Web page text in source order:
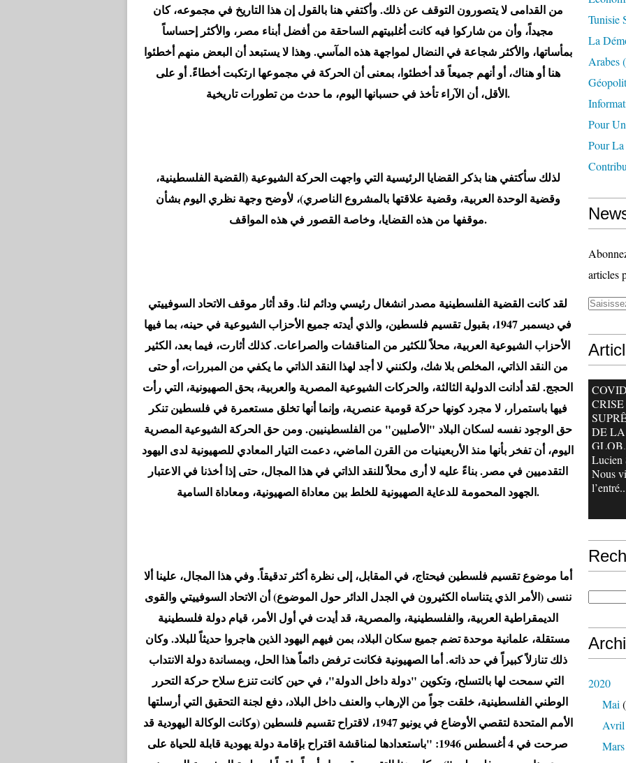
من القدامى لا يتصورون التوقف عن ذلك. وأكتفي هنا بالقول إن هذا التاريخ في مجموعه، كان
مجيداً، وأن من شاركوا فيه كانت أغلبيتهم الساحقة من أفضل أبناء مصر، والأكثر إحساساً
بمأساتها، والأكثر شجاعة في النضال لمواجهة هذه المآسي. وهذا لا يستبعد أن البعض منهم أخطئوا
هنا أو هناك، أو أنهم جميعاً قد أخطئوا، بمعنى أن الحركة في مجموعها ارتكبت أخطاءً. أو على
الأقل، أن الآراء تأخذ في حسبانها اليوم، ما حدث من تطورات تاريخية.
لذلك سأكتفي هنا بذكر القضايا الرئيسية التي واجهت الحركة الشيوعية (القضية الفلسطينية،
وقضية الوحدة العربية، وقضية علاقتها بالمشروع الناصري)، لأوضح وجهة نظري اليوم بشأن
موقفها من هذه القضايا، وخاصة القصور في هذه المواقف.
لقد كانت القضية الفلسطينية مصدر انشغال رئيسي ودائم لنا. وقد أثار موقف الاتحاد السوفييتي
في ديسمبر 1947، بقبول تقسيم فلسطين، والذي أيدته جميع الأحزاب الشيوعية في حينه، بما فيها
الأحزاب الشيوعية العربية، محلاً للكثير من المناقشات والصراعات. كذلك أثارت، فيما بعد، الكثير
من النقد الذاتي، المخلص بلا شك، ولكنني لا أجد لهذا النقد الذاتي ما يكفي من المبررات، أو حتى
الحجج. لقد أدانت الدولية الثالثة، والحركات الشيوعية المصرية والعربية، بحق الصهيونية، التي رأت
فيها باستمرار، لا مجرد كونها حركة قومية عنصرية، وإنما أنها تخلق مستعمرة في فلسطين تنكر
حق الوجود نفسه لسكان البلاد "الأصليين" من الفلسطينيين. ومن حق الحركة الشيوعية المصرية
اليوم، أن تفخر بأنها منذ الأربعينيات من القرن الماضي، دعمت التيار المعادي للصهيونية لدى اليهود
التقدميين في مصر. بناءً عليه لا أرى محلاً للنقد الذاتي في هذا المجال، حتى إذا أخذنا في الاعتبار
الجهود المحمومة للدعاية الصهيونية للخلط بين معاداة الصهيونية، ومعاداة السامية.
أما موضوع تقسيم فلسطين فيحتاج، في المقابل، إلى نظرة أكثر تدقيقاً. وفي هذا المجال، علينا ألا
ننسى (الأمر الذي يتناساه الكثيرون في الجدل الدائر حول الموضوع) أن الاتحاد السوفييتي والقوى
الديمقراطية العربية، والفلسطينية، والمصرية، قد أيدت في أول الأمر، قيام دولة فلسطينية
مستقلة، علمانية موحدة تضم جميع سكان البلاد، بمن فيهم اليهود الذين هاجروا حديثاً للبلاد. وكان
ذلك تنازلاً كبيراً في حد ذاته. أما الصهيونية فكانت ترفض دائماً هذا الحل، وبمساندة دولة الانتداب
التي سمحت لها بالتسلح، وتكوين "دولة داخل الدولة"، في حين كانت تنزع سلاح حركة التحرر
الوطني الفلسطينية، خلقت جواً من الإرهاب والعنف داخل البلاد، دفع لجنة التحقيق التي أرسلتها
الأمم المتحدة لتقصي الأوضاع في يونيو 1947، لاقتراح تقسيم فلسطين (وكانت الوكالة اليهودية قد
صرحت في 4 أغسطس 1946: "باستعدادها لمناقشة اقتراح بإقامة دولة يهودية قابلة للحياة على
Tunisie
La
Arabes
Pour
Pour La
articles
CRISE
DE LA
Lucien
Nous
2020
Mai
Avril
Mars